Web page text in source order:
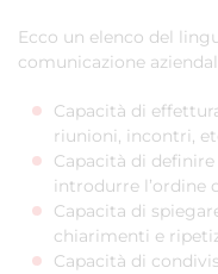
Ecco un elenco del
comunicazione
Capacità di
riunioni, incontri,
Capacità di
introdurre l’ordine
Capacita di
chiarimenti e
Capacità di